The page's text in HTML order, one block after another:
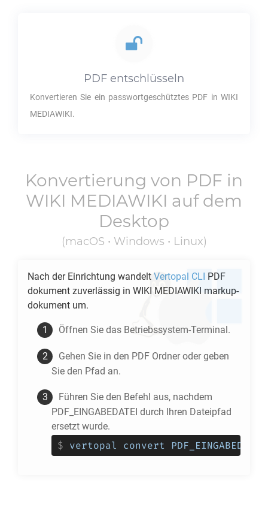
PDF entschlüsseln
Konvertieren Sie ein passwortgeschütztes PDF inWIKI
MEDIAWIKI.
Konvertierung von PDF in
WIKI MEDIAWIKI auf dem
Desktop
(macOS • Windows • Linux)
Nach der Einrichtung wandelt Vertopal CLI PDF
dokument zuverlässig in WIKI MEDIAWIKI markup-
dokument um.
Öffnen Sie das Betriebssystem-Terminal.
Gehen Sie in den PDF Ordner oder geben
Sie den Pfad an.
Führen Sie den Befehl aus, nachdem
PDF_EINGABEDATEI durch Ihren Dateipfad
ersetzt wurde.
$ vertopal convert